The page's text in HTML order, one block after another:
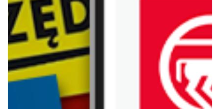
pełnoletnich
ODBLOKUJ
od dziś
Lidl
już za 2 dni
Carrefour
WIĘCEJ GAZETEK AUCHAN